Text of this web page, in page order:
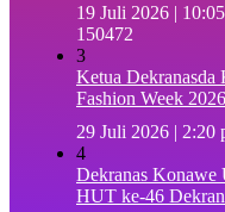
19 Juli 2026 |
150472
3
Ketua Dekranasda
Fashion Week 2026
29 Juli 2026 | 2:20
4
Dekranas Konawe
HUT ke-46